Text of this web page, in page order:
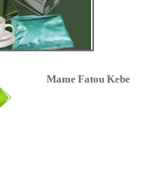
Mame Fatou Kebe